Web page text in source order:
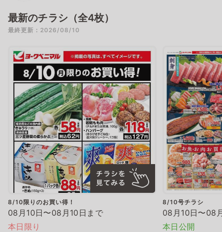
最新のチラシ（全4枚）
最終更新：2026/08/10
8/10限りのお買い得！
08月10日〜08月10日まで
本日限り
8/10号チラシ
08月10日〜08
本日公開